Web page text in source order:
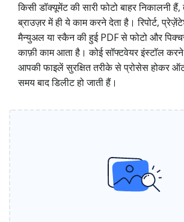
किसी डॉक्यूमेंट की सारी फोटो बाहर निकालनी
ब्राउज़र में ही ये काम करने देता है। रिपोर्ट,
मैन्युअल या स्कैन की हुई PDF से फोटो और
काफ़ी काम आता है। कोई सॉफ्टवेयर इंस्टॉल
आपकी फाइलें सुरक्षित तरीके से प्रोसेस होकर
समय बाद डिलीट हो जाती हैं।